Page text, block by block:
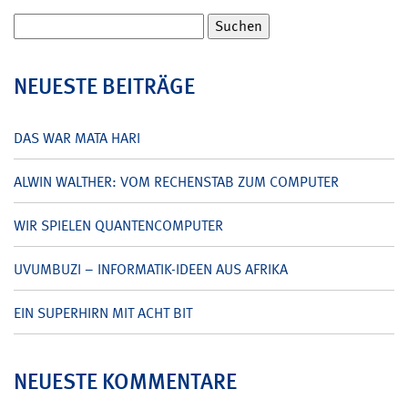
nach:
NEUESTE BEITRÄGE
DAS WAR MATA HARI
ALWIN WALTHER: VOM RECHENSTAB ZUM COMPUTER
WIR SPIELEN QUANTENCOMPUTER
UVUMBUZI – INFORMATIK-IDEEN AUS AFRIKA
EIN SUPERHIRN MIT ACHT BIT
NEUESTE KOMMENTARE